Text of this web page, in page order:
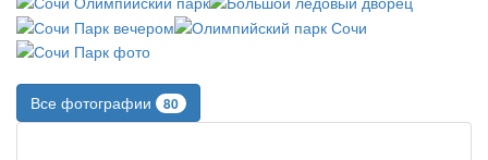
Все фотографии 80